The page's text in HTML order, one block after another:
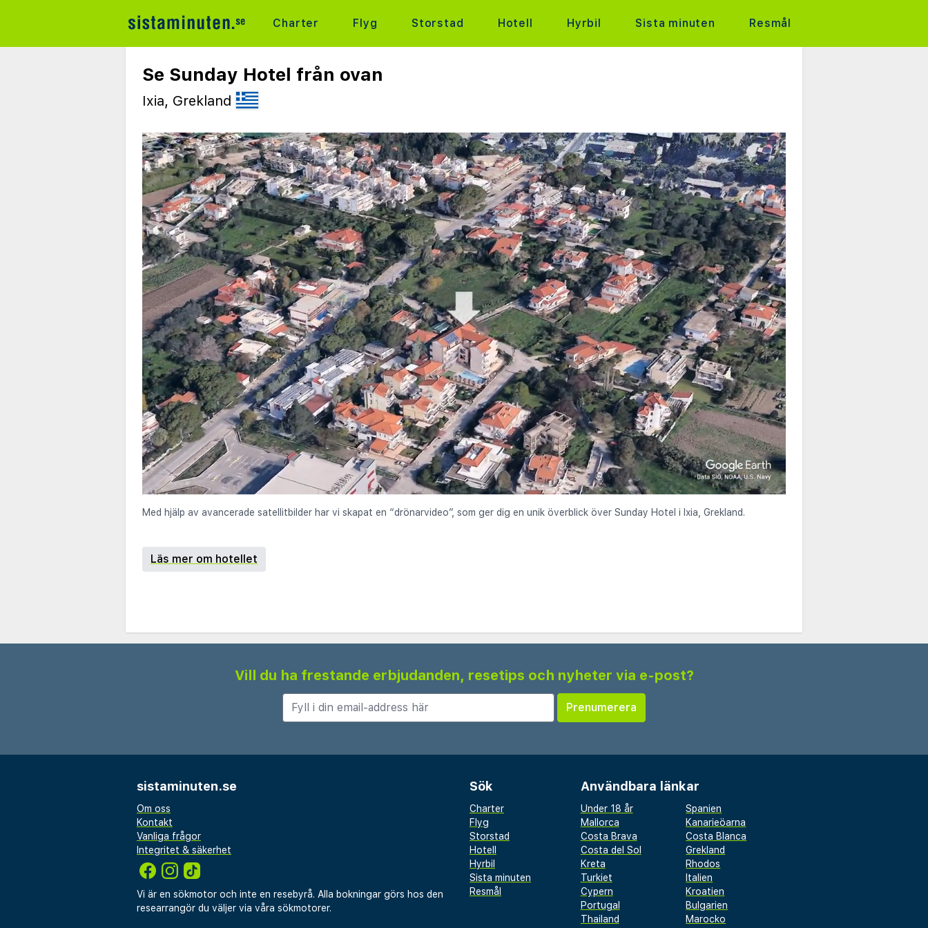
Charter Flyg Storstad Hotell Hyrbil Sista minuten Resmål
Se Sunday Hotel från ovan
Ixia, Grekland
Med hjälp av avancerade satellitbilder har vi skapat en “drönarvideo”, som ger dig en unik överblick över Sunday Hotel i Ixia, Grekland.
Läs mer om hotellet
Vill du ha frestande erbjudanden, resetips och nyheter via e-post?
sistaminuten.se
Om oss
Kontakt
Vanliga frågor
Integritet & säkerhet
Vi är en sökmotor och inte en resebyrå. Alla bokningar görs hos den
researrangör du väljer via våra sökmotorer.
Sök
Charter
Flyg
Storstad
Hotell
Hyrbil
Sista minuten
Resmål
Användbara länkar
Under 18 år
Spanien
Mallorca
Kanarieöarna
Costa Brava
Costa Blanca
Costa del Sol
Grekland
Kreta
Rhodos
Turkiet
Italien
Cypern
Kroatien
Portugal
Bulgarien
Thailand
Marocko